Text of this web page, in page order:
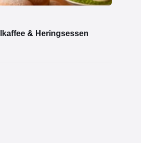
& Heringsessen